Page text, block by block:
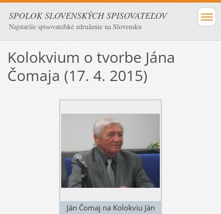
SPOLOK SLOVENSKÝCH SPISOVATEĽOV
Najstaršie spisovateľské združenie na Slovensku
Kolokvium o tvorbe Jána
Čomaja (17. 4. 2015)
Ján Čomaj na Kolokviu Ján